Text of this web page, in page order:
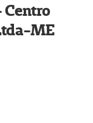
Centro
ME